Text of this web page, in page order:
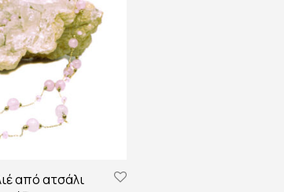
από ατσάλι